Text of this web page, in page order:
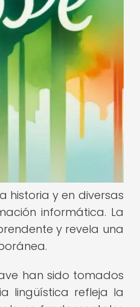
historia y en diversas
informática. La
y revela una
han sido tomados
lingüística refleja la